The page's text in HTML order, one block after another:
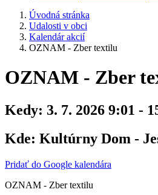
Úvodná stránka
Udalosti v obci
Kalendár akcií
OZNAM - Zber textilu
OZNAM - Zber
Kedy: 3. 7. 2026 9:01 -
Kde: Kultúrny Dom -
Pridať do Google kalendára
OZNAM - Zber textilu